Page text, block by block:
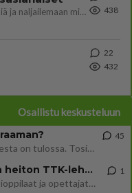
Tulevat tänne palstalle haukkumaan miehiä ja naljailemaan miehelle, kehuvat olevansa heitä parempia. Itse asuvat MIEHE
438
22
432
Osallistu keskusteluun
Uusi draamasarja järkyttävästä tapauksesta on tulossa. Tositapahtumiin perustuva sarja ammentaa vuoden 1986 Mikkelin pan
45
Ernest Lawson täräytti erikoisen heiton TTK-lehdistötilaisuudessa: " Onko tässä tarkoituksena...?"
Ernest Lawson esitteli uudet TTK-tähtioppilaat ja opettajat torstaina 6.8. lehdistölle. Tulevalla kaudella on yksi hausk
1